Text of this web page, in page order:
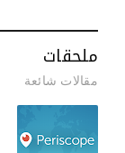
ملحقات
مقالات شائعة